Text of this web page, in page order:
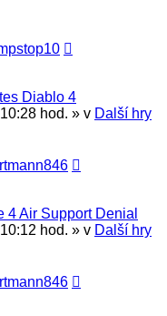
Diablo 4
hod. » v Další hry
4 Air Support Denial
hod. » v Další hry